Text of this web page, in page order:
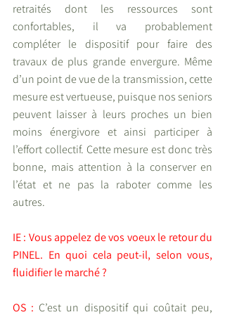
retraités dont les ressources sont
confortables, il va probablement
compléter le dispositif pour faire des
travaux de plus grande envergure. Même
d’un point de vue de la transmission, cette
mesure est vertueuse, puisque nos seniors
peuvent laisser à leurs proches un bien
moins énergivore et ainsi participer à
l’effort collectif. Cette mesure est donc très
bonne, mais attention à la conserver en
l’état et ne pas la raboter comme les
autres.
IE : Vous appelez de vos voeux le retour du
PINEL. En quoi cela peut-il, selon vous,
fluidifier le marché ?
OS : C’est un dispositif qui coûtait peu,